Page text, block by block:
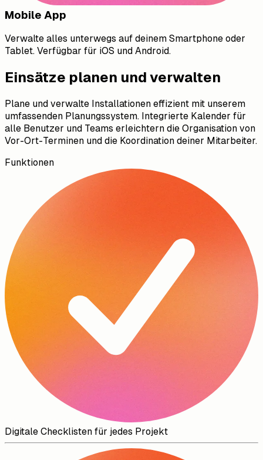
Mobile App
Verwalte alles unterwegs auf deinem Smartphone oder
Tablet. Verfügbar für iOS und Android.
Einsätze planen und verwalten
Plane und verwalte Installationen effizient mit unserem
umfassenden Planungssystem. Integrierte Kalender für
alle Benutzer und Teams erleichtern die Organisation von
Vor-Ort-Terminen und die Koordination deiner Mitarbeiter.
Funktionen
Digitale Checklisten für jedes Projekt